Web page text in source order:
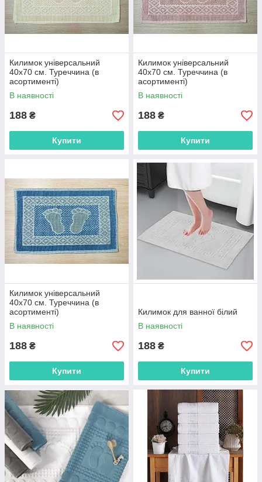
Килимок універсальний
40х70 см. Туреччина (в
асортименті)
В наявності
188 ₴
Купити
Килимок універсальний
40х70 см. Туреччина (в
асортименті)
В наявності
188 ₴
Купити
Килимок універсальний
40х70 см. Туреччина (в
асортименті)
В наявності
188 ₴
Купити
Килимок для ванної білий
В наявності
188 ₴
Купити